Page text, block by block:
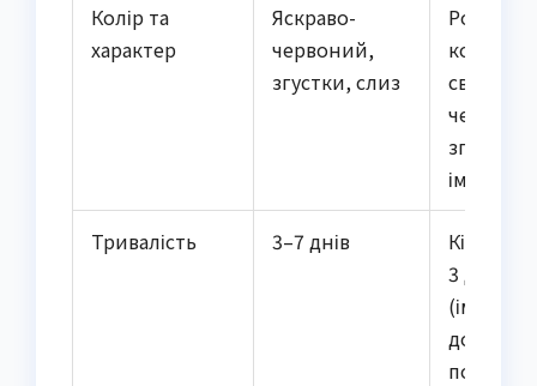
Колір та
характер
Яскраво-
червоний,
згустки, слиз
світло-
згустків
Тривалість 3–7 днів
Кілька
3 дні
довше —
потребує